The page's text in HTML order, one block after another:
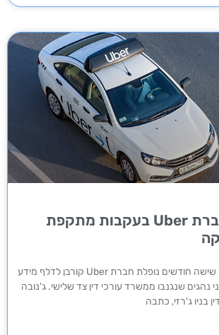
דלף מידע מחברת Uber בעקבות מתקפת
בפעם השלישית בתוך שישה חודשים נופלת חברת Uber קורבן לדלף מידע
נהגים שנגנבו ממשרד עורכי דין צד שלישי. ג'נובה
בניו ג'רזי, כתבה